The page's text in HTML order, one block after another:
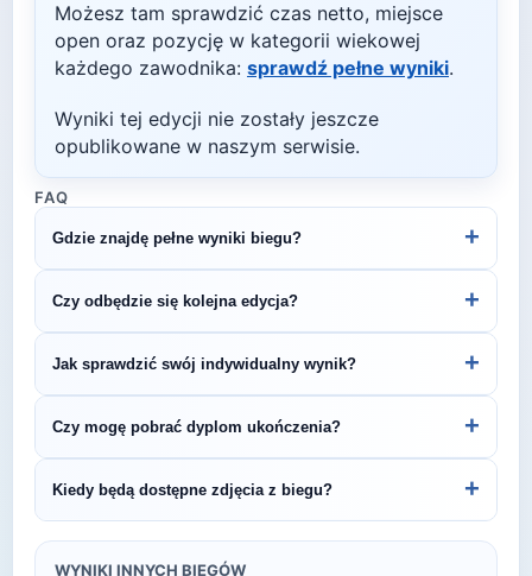
Możesz tam sprawdzić czas netto, miejsce
open oraz pozycję w kategorii wiekowej
każdego zawodnika: sprawdź pełne wyniki.
Wyniki tej edycji nie zostały jeszcze
opublikowane w naszym serwisie.
FAQ
Gdzie znajdę pełne wyniki biegu? +
stronie internetowej lub na platformach takich jak
LiveTracking, RunnerSpace czy MarathonSport.
Czy odbędzie się kolejna edycja? +
Śledź stronę organizatora lub ZawodyBiegowe.pl,
by być na bieżąco z datą kolejnej edycji Wielonek
Trail Festival - 21km.
Jak sprawdzić swój indywidualny wynik? +
organizatora lub platformie pomiarowej podanej na
bibie startowym. Wyniki zawierają czas brutto i
netto, a często też pozycję wśród wszystkich
uczestników i w kategorii wiekowej.
Czy mogę pobrać dyplom ukończenia? +
elektroniczne dyplomy do pobrania ze strony
organizatora po opublikowaniu oficjalnych
Kiedy będą dostępne zdjęcia z biegu? +
w ciągu kilku dni po zawodach na swojej stronie
WYNIKI INNYCH BIEGÓW